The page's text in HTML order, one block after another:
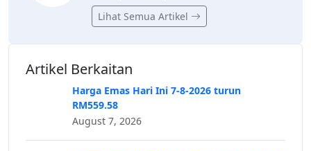
Lihat Semua Artikel
Artikel Berkaitan
Harga Emas Hari Ini 7-8-2026 turun
RM559.58
August 7, 2026